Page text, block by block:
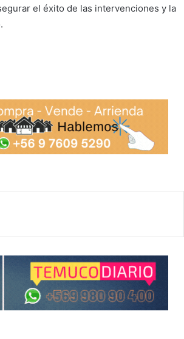
el éxito de las intervenciones y la